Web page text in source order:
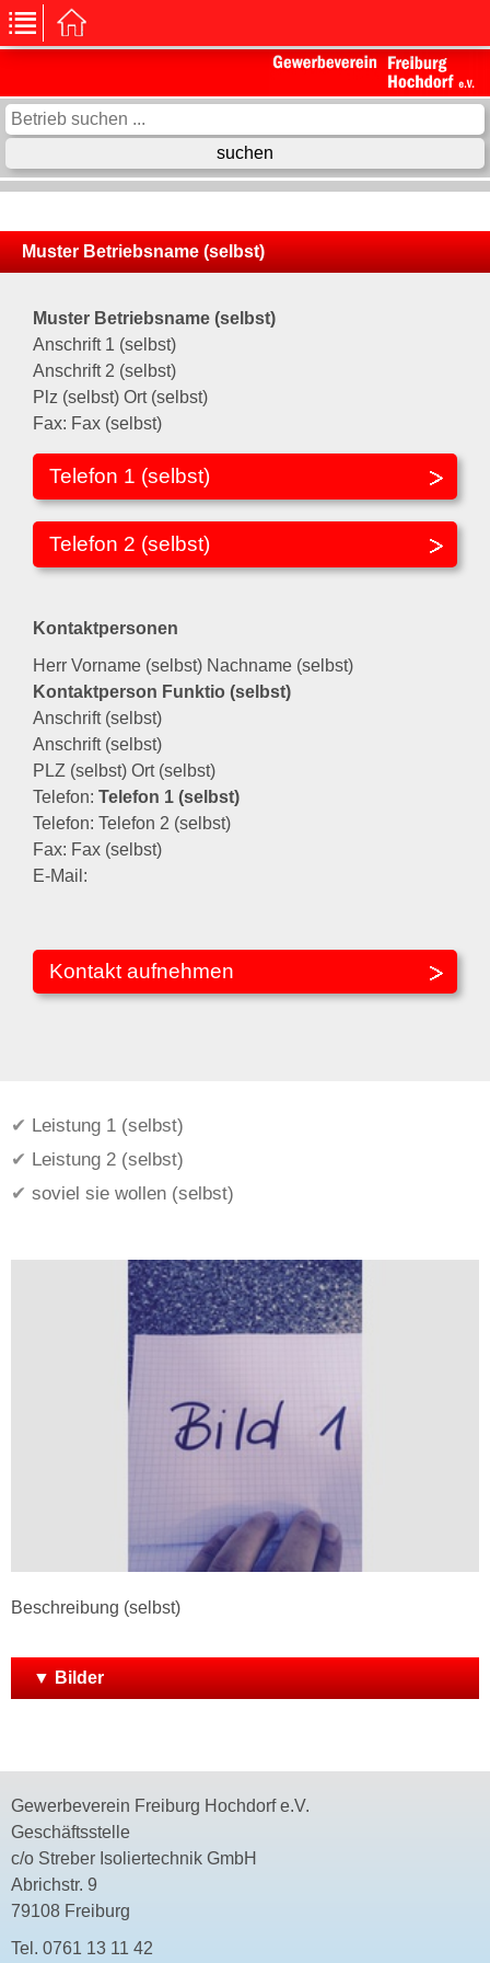
Muster Betriebsname (selbst)
Muster Betriebsname (selbst)
Anschrift 1 (selbst)
Anschrift 2 (selbst)
Plz (selbst) Ort (selbst)
Fax: Fax (selbst)
Telefon 1 (selbst)
Telefon 2 (selbst)
Kontaktpersonen
Herr Vorname (selbst) Nachname (selbst)
Kontaktperson Funktio (selbst)
Anschrift (selbst)
Anschrift (selbst)
PLZ (selbst) Ort (selbst)
Telefon: Telefon 1 (selbst)
Telefon: Telefon 2 (selbst)
Fax: Fax (selbst)
E-Mail:
Kontakt aufnehmen
Leistung 1 (selbst)
Leistung 2 (selbst)
soviel sie wollen (selbst)
Beschreibung (selbst)
▼ Bilder
Gewerbeverein Freiburg Hochdorf e.V.
Geschäftsstelle
c/o Streber Isoliertechnik GmbH
Abrichstr. 9
79108 Freiburg
Tel. 0761 13 11 42